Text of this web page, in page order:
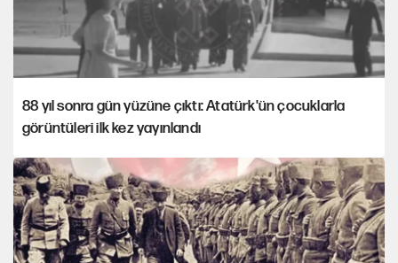
88 yıl sonra gün yüzüne çıktı: Atatürk'ün çocuklarla
görüntüleri ilk kez yayınlandı